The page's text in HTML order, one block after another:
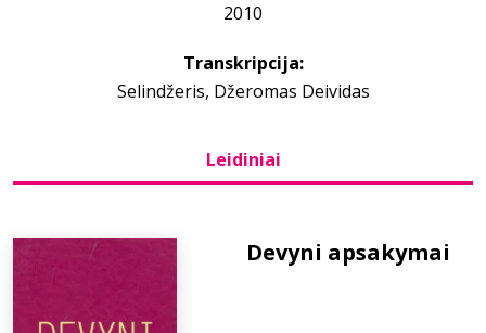
+370 667 80 541
2010
Transkripcija:
Selindžeris, Džeromas Deividas
Leidiniai
Devyni apsakymai